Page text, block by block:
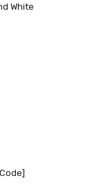
White